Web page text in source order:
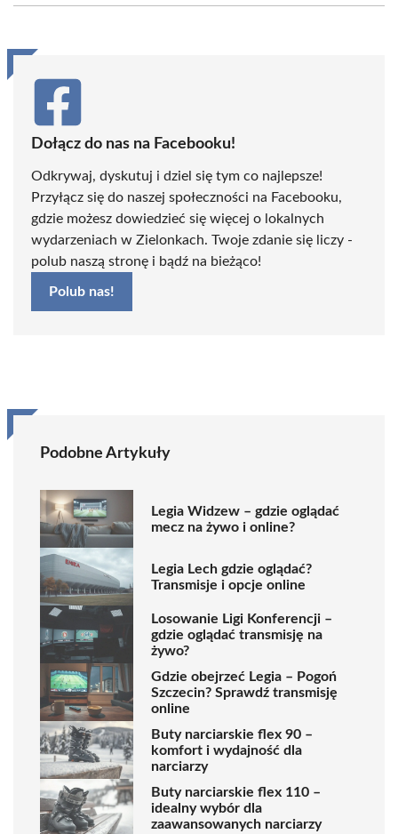
(Twitter)
Dołącz do nas na Facebooku!
Odkrywaj, dyskutuj i dziel się tym co najlepsze!
Przyłącz się do naszej społeczności na Facebooku,
gdzie możesz dowiedzieć się więcej o lokalnych
wydarzeniach w Zielonkach. Twoje zdanie się liczy -
polub naszą stronę i bądź na bieżąco!
Polub nas!
Podobne Artykuły
Legia Widzew – gdzie oglądać
mecz na żywo i online?
Legia Lech gdzie oglądać?
Transmisje i opcje online
Losowanie Ligi Konferencji –
gdzie oglądać transmisję na
żywo?
Gdzie obejrzeć Legia – Pogoń
Szczecin? Sprawdź transmisję
online
Buty narciarskie flex 90 –
komfort i wydajność dla
narciarzy
Buty narciarskie flex 110 –
idealny wybór dla
zaawansowanych narciarzy